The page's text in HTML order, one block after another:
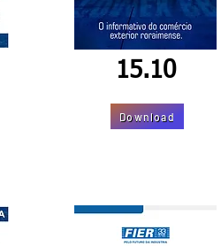
15.10
Download